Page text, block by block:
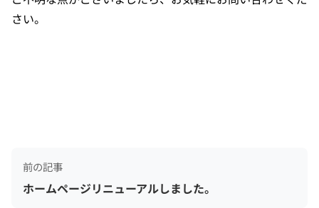
さい。
前の記事
ホームページリニューアルしました。